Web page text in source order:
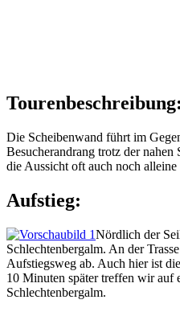
Tourenbeschreibung:
Die Scheibenwand führt im
Besucherandrang trotz der
die Aussicht oft auch noch alleine
Aufstieg:
Nördlich der
Schlechtenbergalm. An der
Aufstiegsweg ab. Auch hier ist
10 Minuten später treffen wir auf
Schlechtenbergalm.